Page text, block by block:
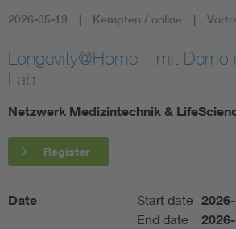
Artificial Intelligence
2026-05-19 Kempten / online
Longevity@Home – mit Demo
Lab
Netzwerk Medizintechnik &
Register
Date Start date
End date